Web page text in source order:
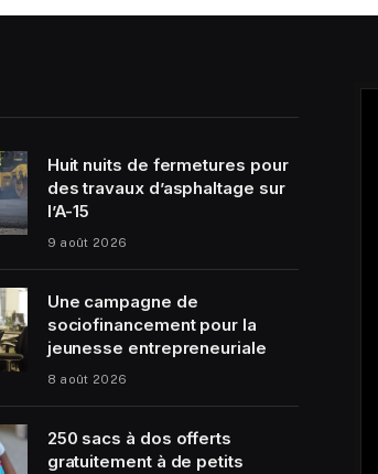
Huit nuits de fermetures pour
des travaux d’asphaltage sur
l’A-15
9 août 2026
Une campagne de
sociofinancement pour la
jeunesse entrepreneuriale
8 août 2026
250 sacs à dos offerts
gratuitement à de petits